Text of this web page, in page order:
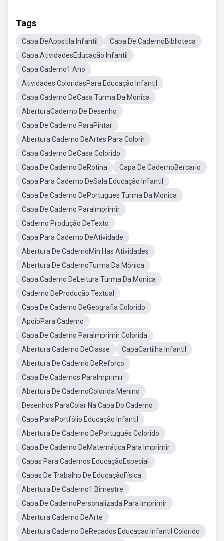
Tags
Capa DeApostila Infantil
Capa De CadernoBiblioteca
Capa AtividadesEducação Infantil
Capa Caderno1 Ano
Atividades ColoridasPara Educação Infantil
Capa Caderno DeCasa Turma Da Monica
AberturaCaderno De Desenho
Capa De Caderno ParaPintar
Abertura Caderno DeArtes Para Colorir
Capa Caderno DeCasa Colorido
Capa De Caderno DeRotina
Capa De CadernoBercario
Capa Para Caderno DeSala Educação Infantil
Capa De Caderno DePortugues Turma Da Monica
Capa De Caderno ParaImprimir
Caderno Produção DeTexto
Capa Para Caderno DeAtividade
Abertura De CadernoMin Has Atividades
Abertura De CadernoTurma Da Mônica
Capa Caderno DeLeitura Turma Da Monica
Caderno DeProdução Textual
Capa De Caderno DeGeografia Colorido
ApoioPara Caderno
Capa De Caderno ParaImprimir Colorida
Abertura Caderno DeClasse
CapaCartilha Infantil
Abertura De Caderno DeReforço
Capa De Cadernos ParaImprimir
Abertura De CadernoColorida Menino
Desenhos ParaColar Na Capa Do Caderno
Capa ParaPortfólio Educação Infantil
Abertura De Caderno DePortuguês Colorido
Capa De Caderno DeMatemática Para Imprimir
Capas Para Cadernos EducaçãoEspecial
Capas De Trabalho De EducaçãoFísica
Abertura De Caderno1 Bimestre
Capa De CadernoPersonalizada Para Imprimir
Abertura Caderno DeArte
Abertura Caderno DeRecados Educacao Infantil Colorido